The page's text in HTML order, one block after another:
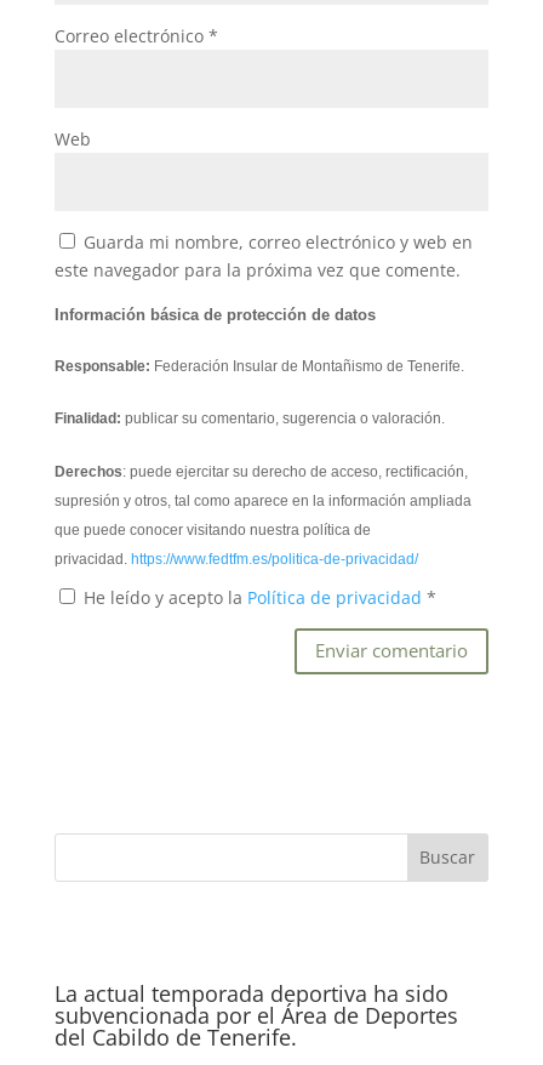
Correo electrónico *
Web
Guarda mi nombre, correo electrónico y web en
este navegador para la próxima vez que comente.
Información básica de protección de datos
Responsable: Federación Insular de Montañismo de Tenerife.
Finalidad: publicar su comentario, sugerencia o valoración.
Derechos: puede ejercitar su derecho de acceso, rectificación,
supresión y otros, tal como aparece en la información ampliada
que puede conocer visitando nuestra política de
privacidad. https://www.fedtfm.es/politica-de-privacidad/
He leído y acepto la Política de privacidad *
La actual temporada deportiva ha sido
subvencionada por el Área de Deportes
del Cabildo de Tenerife.